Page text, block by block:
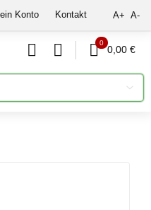
Konto Kontakt A+ A-
0
0,00 €